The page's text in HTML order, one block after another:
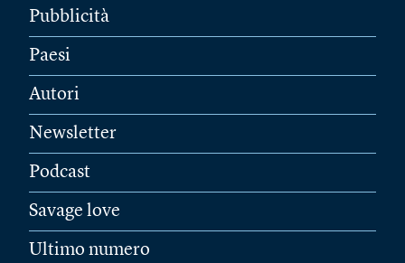
Pubblicità
Paesi
Autori
Newsletter
Podcast
Savage love
Ultimo numero